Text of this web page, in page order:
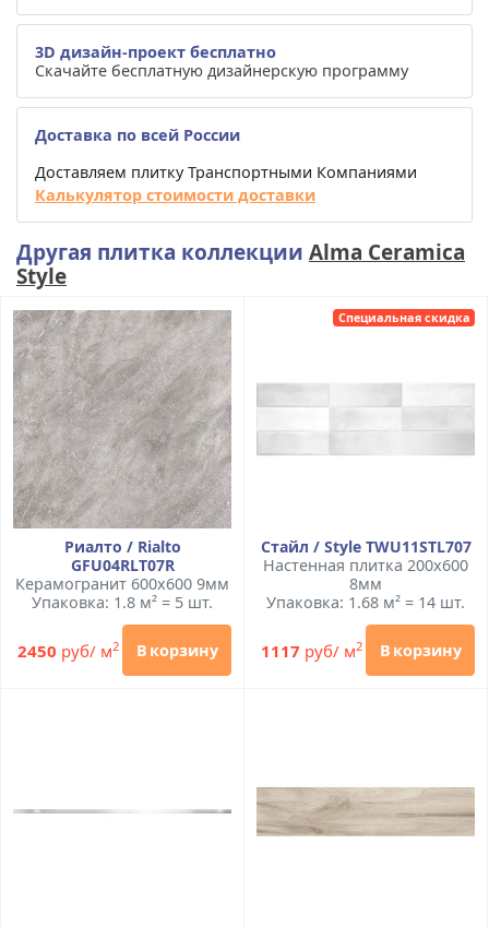
3D дизайн-проект бесплатно
Скачайте бесплатную дизайнерскую программу
Доставка по всей России
Доставляем плитку Транспортными Компаниями
Калькулятор стоимости доставки
Другая плитка коллекции Alma Ceramica
Style
Риалто / Rialto
GFU04RLT07R
Керамогранит 600x600 9мм
Упаковка: 1.8 м² = 5 шт.
2450 руб/ м2 В корзину
Специальная скидка
Стайл / Style TWU11STL707
Настенная плитка 200x600
8мм
Упаковка: 1.68 м² = 14 шт.
1117 руб/ м2 В корзину